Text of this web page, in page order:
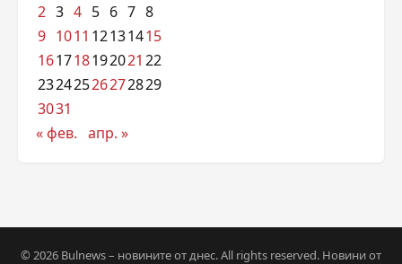
2 3 4 5 6 7 8
9 1011 12131415
161718192021 22
23242526272829
3031
« фев. апр. »
© 2026 Bulnews – новините от днес. All rights reserved. Новини от